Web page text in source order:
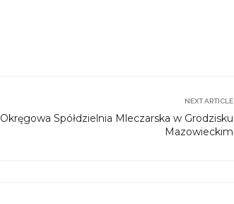
NEXT ARTICLE
Okręgowa Spółdzielnia Mleczarska w Grodzisku
Mazowieckim